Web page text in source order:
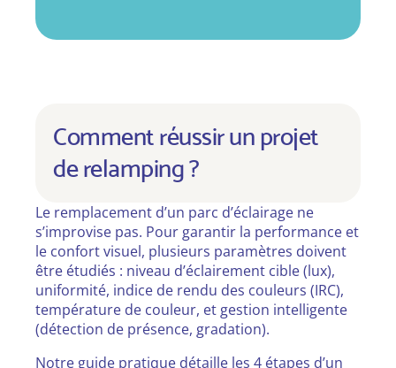
Comment réussir un projet
de relamping ?
Le remplacement d’un parc d’éclairage ne
s’improvise pas. Pour garantir la performance et
le confort visuel, plusieurs paramètres doivent
être étudiés : niveau d’éclairement cible (lux),
uniformité, indice de rendu des couleurs (IRC),
température de couleur, et gestion intelligente
(détection de présence, gradation).
Notre guide pratique détaille les 4 étapes d’un